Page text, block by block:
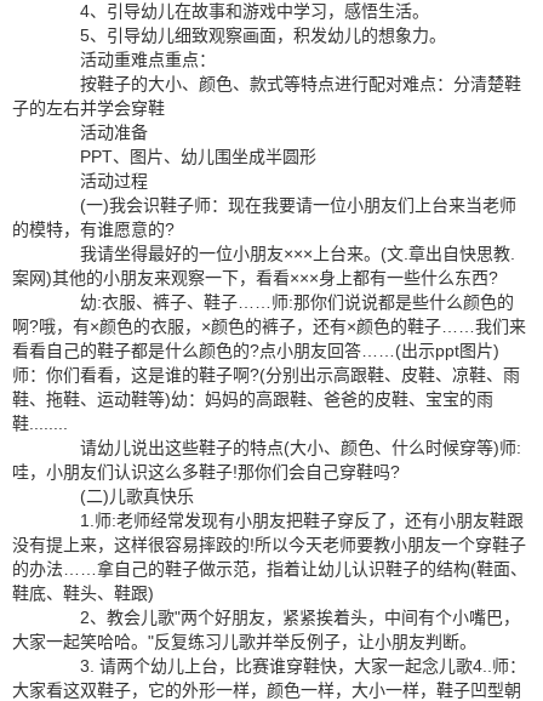
4、引导幼儿在故事和游戏中学习，感悟生活。
5、引导幼儿细致观察画面，积发幼儿的想象力。
活动重难点重点：
按鞋子的大小、颜色、款式等特点进行配对难点：分清楚鞋
子的左右并学会穿鞋
活动准备
PPT、图片、幼儿围坐成半圆形
活动过程
(一)我会识鞋子师：现在我要请一位小朋友们上台来当老师
的模特，有谁愿意的?
我请坐得最好的一位小朋友×××上台来。(文.章出自快思教.
案网)其他的小朋友来观察一下，看看×××身上都有一些什么东西?
幼:衣服、裤子、鞋子……师:那你们说说都是些什么颜色的
啊?哦，有×颜色的衣服，×颜色的裤子，还有×颜色的鞋子……我们来
看看自己的鞋子都是什么颜色的?点小朋友回答……(出示ppt图片)
师：你们看看，这是谁的鞋子啊?(分别出示高跟鞋、皮鞋、凉鞋、雨
鞋、拖鞋、运动鞋等)幼：妈妈的高跟鞋、爸爸的皮鞋、宝宝的雨
鞋........
请幼儿说出这些鞋子的特点(大小、颜色、什么时候穿等)师:
哇，小朋友们认识这么多鞋子!那你们会自己穿鞋吗?
(二)儿歌真快乐
1.师:老师经常发现有小朋友把鞋子穿反了，还有小朋友鞋跟
没有提上来，这样很容易摔跤的!所以今天老师要教小朋友一个穿鞋子
的办法……拿自己的鞋子做示范，指着让幼儿认识鞋子的结构(鞋面、
鞋底、鞋头、鞋跟)
2、教会儿歌"两个好朋友，紧紧挨着头，中间有个小嘴巴，
大家一起笑哈哈。"反复练习儿歌并举反例子，让小朋友判断。
3. 请两个幼儿上台，比赛谁穿鞋快，大家一起念儿歌4..师：
大家看这双鞋子，它的外形一样，颜色一样，大小一样，鞋子凹型朝